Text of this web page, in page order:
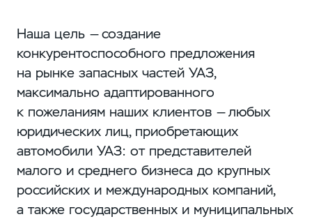
Наша цель — создание
конкурентоспособного предложения
на рынке запасных частей УАЗ,
максимально адаптированного
к пожеланиям наших клиентов — любых
юридических лиц, приобретающих
автомобили УАЗ: от представителей
малого и среднего бизнеса до крупных
российских и международных компаний,
а также государственных и муниципальных